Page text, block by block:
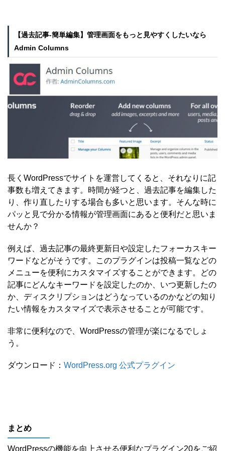
【過去記事-簡単編集】管理画面をもっと見やすくしたいなら
Admin Columns
長くWordPressでサイトを運営してくると、それなりに記
事数も増えてきます。時間が経つと、過去記事を編集した
り、作り直したりする場合も多いと思います。そんな時に
パッと見で分かる情報が管理画面にあると便利だと思いま
せんか？
例えば、過去記事の最終更新日や設定したフォーカスキー
ワードなどがそうです。このプラグインは投稿一覧などの
メニューを便利にカスタマイズすることができます。どの
記事にどんなキーワードを設定したのか、いつ更新したの
か、ディスクリプションはどうなっているのかなどの知り
たい情報をカスタマイズで表示させることが可能です。
非常に便利なので、WordPressの管理が楽になるでしょ
う。
ダウンロード： WordPress.org 公式プラグイン
まとめ
WordPressの機能を向上させる便利なプラグイン20をご紹